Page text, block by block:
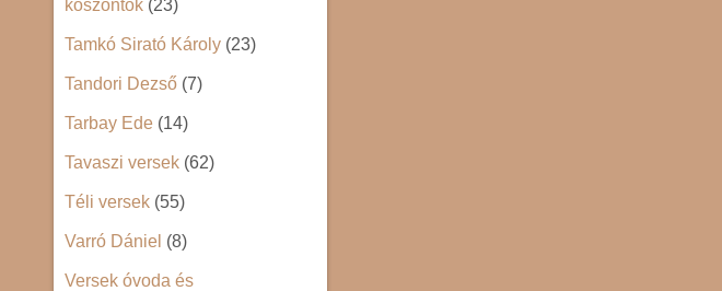
köszöntők (23)
Tamkó Sirató Károly (23)
Tandori Dezső (7)
Tarbay Ede (14)
Tavaszi versek (62)
Téli versek (55)
Varró Dániel (8)
Versek óvoda és